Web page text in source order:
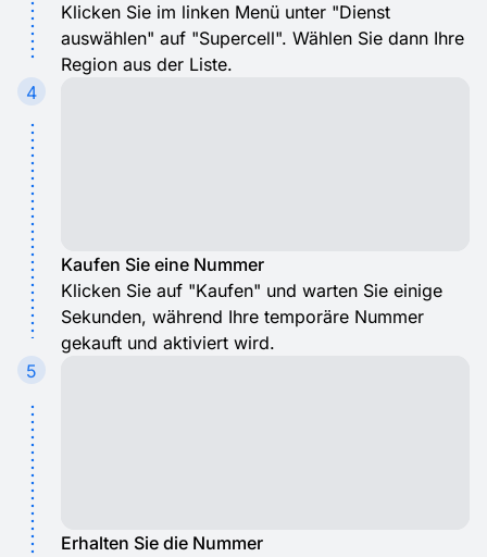
Klicken Sie im linken Menü unter "Dienst
auswählen" auf "Supercell". Wählen Sie dann Ihre
Region aus der Liste.
4
Kaufen Sie eine Nummer
Klicken Sie auf "Kaufen" und warten Sie einige
Sekunden, während Ihre temporäre Nummer
gekauft und aktiviert wird.
5
Erhalten Sie die Nummer